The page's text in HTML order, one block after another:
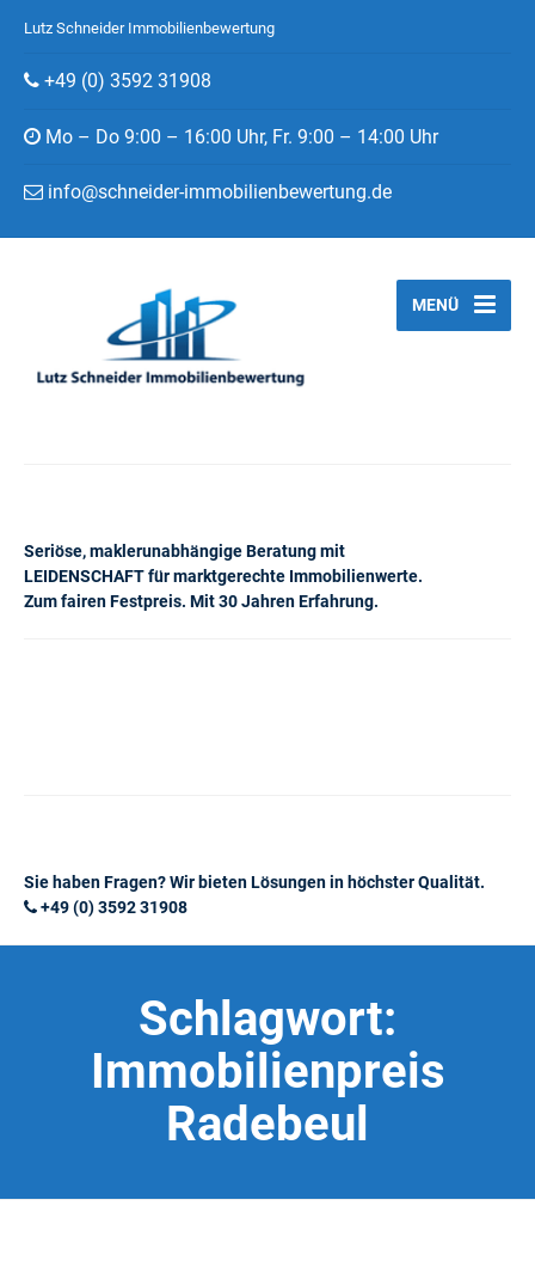
Lutz Schneider Immobilienbewertung
+49 (0) 3592 31908
Mo – Do 9:00 – 16:00 Uhr, Fr. 9:00 – 14:00 Uhr
info@schneider-immobilienbewertung.de
Seriöse, maklerunabhängige Beratung mit
LEIDENSCHAFT für marktgerechte Immobilienwerte.
Zum fairen Festpreis. Mit 30 Jahren Erfahrung.
MENÜ
Sie haben Fragen? Wir bieten Lösungen in höchster Qualität.
+49 (0) 3592 31908
Schlagwort:
Immobilienpreis
Radebeul